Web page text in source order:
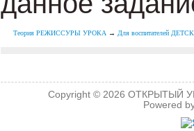
Теория РЕЖИССУРЫ УРОКА→ Для воспитателей
Copyright © 2026ОТКРЫТЫЙ
Powered